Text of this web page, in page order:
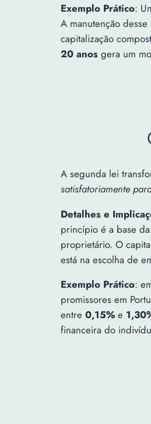
Exemplo Prático:
A manutenção
capitalização
20 anos gera um
A segunda lei
satisfatoriamente
Detalhes e
princípio é a base da
proprietário. O
está na escolha de
Exemplo Prático:
promissores em
entre 0,15% e
financeira do